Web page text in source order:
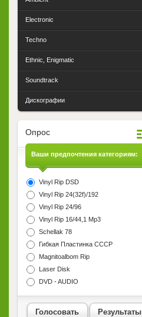
Electronic
Techno
Ethnic, Enigmatic
Soundtrack
Дискографии
Опрос
Ваши предпочтения категориям:
Vinyl Rip DSD
Vinyl Rip 24(32f)/192
Vinyl Rip 24/96
Vinyl Rip 16/44,1 Mp3
Schellak 78
Гибкая Пластинка СССР
Magnitoalbom Rip
Laser Disk
DVD - AUDIO
Голосовать Результаты